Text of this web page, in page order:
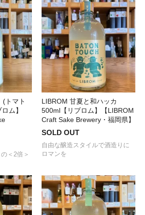
(トマト
ム】
＜2倍＞
LIBROM 甘夏と和ハッカ
500ml【リブロム】【LIBROM
Craft Sake Brewery・福岡県】
SOLD OUT
自由な醸造スタイルで酒造りに
ロマンを